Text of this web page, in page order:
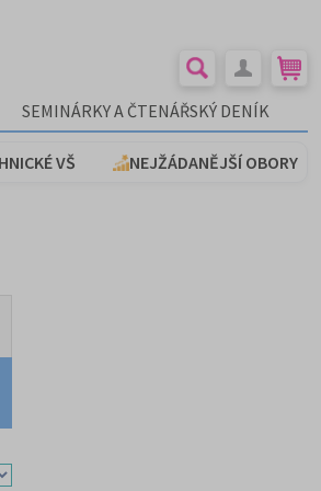
SEMINÁRKY A ČTENÁŘSKÝ DENÍK
VŠ NEJŽÁDANĚJŠÍ OBORY